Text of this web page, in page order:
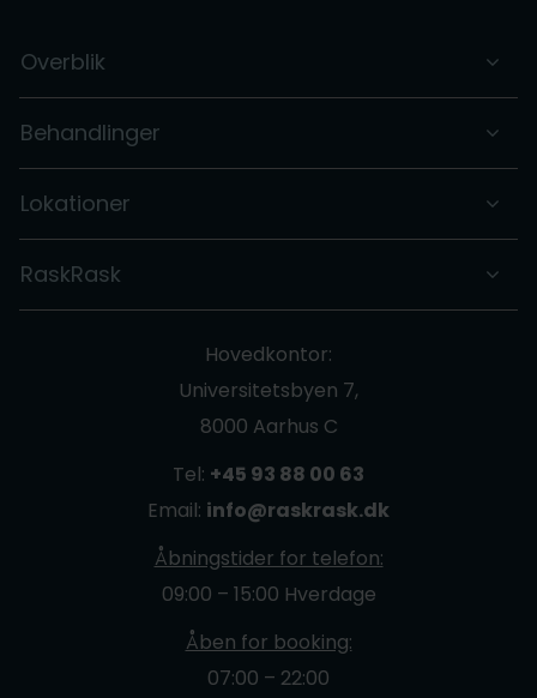
Overblik
Behandlinger
Lokationer
RaskRask
Hovedkontor:
Universitetsbyen 7,
8000 Aarhus C
Tel: +45 93 88 00 63
Email: info@raskrask.dk
Åbningstider for telefon:
09:00 – 15:00 Hverdage
Åben for booking:
07:00 – 22:00